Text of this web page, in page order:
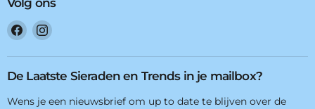
Vind
ons
op
Facebook
Vind
op
Instagram
De Laatste Sieraden en Trends in je mailbox?
Wens je een nieuwsbrief om up to date te blijven over de